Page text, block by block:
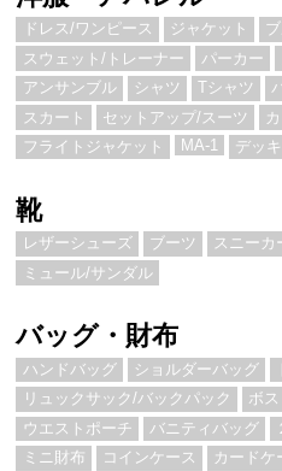
ドレス/ワンピース ジャケット
スウェット/トレーナー
パーカー
アンサンブル
シャツ Tシャツ
スカート
セットアップ/スーツ
フライトジャケット
MA-1 デッ
靴
レザーシューズ ブーツ スニーカ
ミュール/サンダル
バッグ・財布
ハンドバッグ ショルダーバッグ
リュックサック/バックパック
ボ
ウエストポーチ
バニティバッグ
ミニ財布
コインケース カードケ